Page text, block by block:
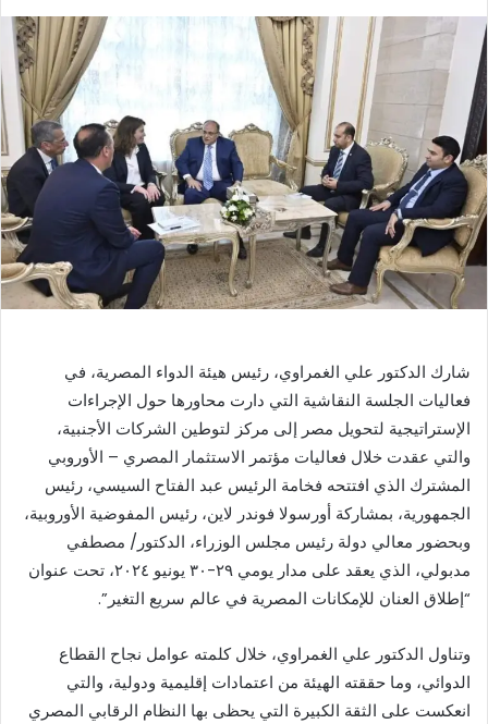
إلكترونيا
شارك الدكتور علي الغمراوي، رئيس هيئة الدواء المصرية، في
فعاليات الجلسة النقاشية التي دارت محاورها حول الإجراءات
الإستراتيجية لتحويل مصر إلى مركز لتوطين الشركات الأجنبية،
والتي عقدت خلال فعاليات مؤتمر الاستثمار المصري – الأوروبي
المشترك الذي افتتحه فخامة الرئيس عبد الفتاح السيسي، رئيس
الجمهورية، بمشاركة أورسولا فوندر لاين، رئيس المفوضية الأوروبية،
وبحضور معالي دولة رئيس مجلس الوزراء، الدكتور/ مصطفي
مدبولي، الذي يعقد على مدار يومي ٢٩-٣٠ يونيو ٢٠٢٤، تحت عنوان
“إطلاق العنان للإمكانات المصرية في عالم سريع التغير”.
وتناول الدكتور علي الغمراوي، خلال كلمته عوامل نجاح القطاع
الدوائي، وما حققته الهيئة من اعتمادات إقليمية ودولية، والتي
انعكست على الثقة الكبيرة التي يحظى بها النظام الرقابي المصري